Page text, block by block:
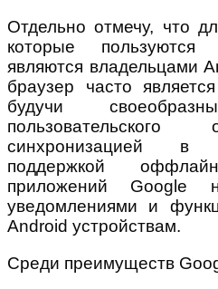
Отдельно отмечу, что
которые пользуются
являются владельцами
браузер часто
будучи
синхронизацией в
поддержкой
приложений Google
уведомлениями и
Android устройствам.
Среди преимуществ